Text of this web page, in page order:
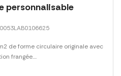
personnalisable
de forme circulaire originale avec
frangée....